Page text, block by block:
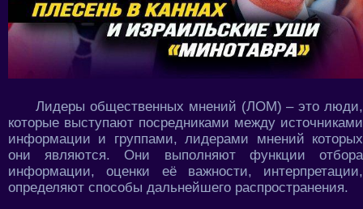
Лидеры общественных мнений (ЛОМ) – это люди,
которые выступают посредниками между источниками
информации и группами, лидерами мнений которых
они являются. Они выполняют функции отбора
информации, оценки её важности, интерпретации,
определяют способы дальнейшего распространения.